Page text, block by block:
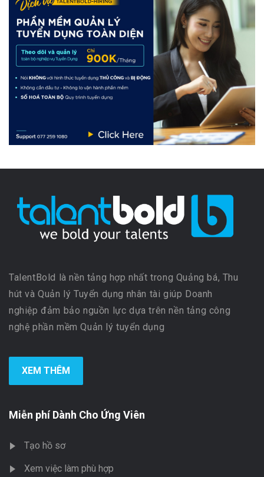
TalentBold là nền tảng hợp nhất trong Quảng bá, Thu
hút và Quản lý Tuyển dụng nhân tài giúp Doanh
nghiệp đảm bảo nguồn lực dựa trên nền tảng công
nghệ phần mềm Quản lý tuyển dụng
XEM THÊM
Miễn phí Dành Cho Ứng Viên
Tạo hồ sơ
Xem việc làm phù hợp